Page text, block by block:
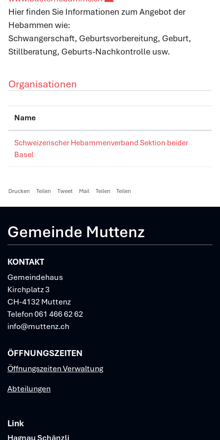
Hier finden Sie Informationen zum Angebot der
Hebammen wie:
Schwangerschaft, Geburtsvorbereitung, Geburt,
Stillberatung, Geburts-Nachkontrolle usw.
Organisationen
Name
Schweizerischer Hebammenverband Sektion beider
Basel
Drucken Teilen Tweet Mail Teilen Teilen
Gemeinde Muttenz
KONTAKT
Gemeindehaus
Kirchplatz 3
CH-4132 Muttenz
Telefon061 466 62 62
info@muttenz.ch
ÖFFNUNGSZEITEN
Öffnungszeiten Verwaltung
Abteilungen
Link
Hagnau Schänzli